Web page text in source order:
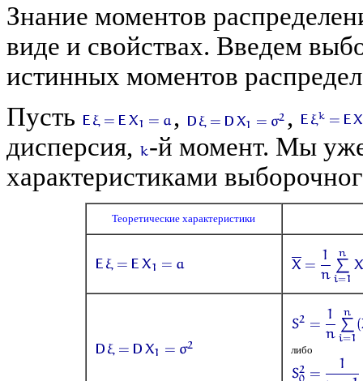
Знание моментов
виде и свойствах. Введем
истинных моментов
Пусть
,
,
дисперсия,
-й момент. Мы
характеристиками
Теоретические характеристики
либо